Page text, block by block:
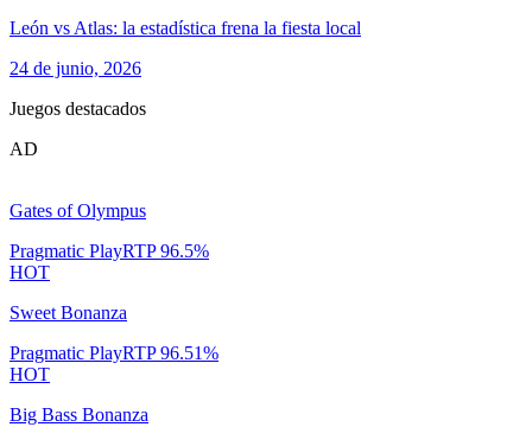
León vs Atlas: la estadística frena la fiesta local
24 de junio, 2026
Juegos destacados
AD
Gates of Olympus
Pragmatic PlayRTP96.5%
HOT
Sweet Bonanza
Pragmatic PlayRTP96.51%
HOT
Big Bass Bonanza